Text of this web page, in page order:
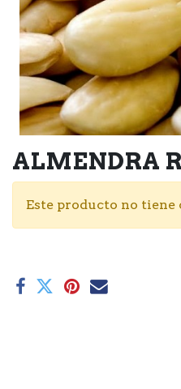
ALMENDRA
Este producto no tiene